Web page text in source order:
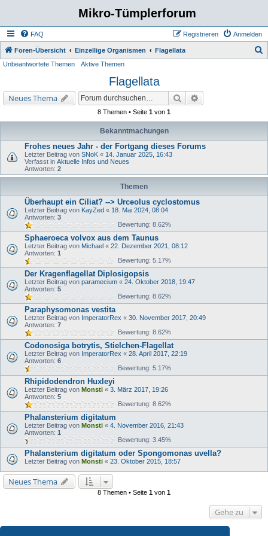
Mikro-Tümplerforum
FAQ Anmelden
Registrieren
Foren-Übersicht Einzellige Organismen Flagellata
Unbeantwortete Themen Aktive Themen
Flagellata
Neues Thema Suche
8 Themen • Seite 1 von 1
Bekanntmachungen
Frohes neues Jahr - der Fortgang dieses Forums
Letzter Beitrag von SNoK « 14. Januar 2025, 16:43
Verfasst in Aktuelle Infos und Neues
Antworten: 2
Themen
Überhaupt ein Ciliat? --> Urceolus cyclostomus
Letzter Beitrag von KayZed « 18. Mai 2024, 08:04
Antworten: 3
Bewertung: 8.62%
Sphaeroeca volvox aus dem Taunus
Letzter Beitrag von Michael « 22. Dezember 2021, 08:12
Antworten: 1
Bewertung: 5.17%
Der Kragenflagellat Diplosigopsis
Letzter Beitrag von paramecium « 24. Oktober 2018, 19:47
Antworten: 5
Bewertung: 8.62%
Paraphysomonas vestita
Letzter Beitrag von ImperatorRex « 30. November 2017, 20:49
Antworten: 7
Bewertung: 8.62%
Codonosiga botrytis, Stielchen-Flagellat
Letzter Beitrag von ImperatorRex « 28. April 2017, 22:19
Antworten: 6
Bewertung: 5.17%
Rhipidodendron Huxleyi
Letzter Beitrag von Monsti « 3. März 2017, 19:26
Antworten: 5
Bewertung: 8.62%
Phalansterium digitatum
Letzter Beitrag von Monsti « 4. November 2016, 21:43
Antworten: 1
Bewertung: 3.45%
Phalansterium digitatum oder Spongomonas uvella?
Letzter Beitrag von Monsti « 23. Oktober 2015, 18:57
Neues Thema
8 Themen • Seite 1 von 1
Gehe zu